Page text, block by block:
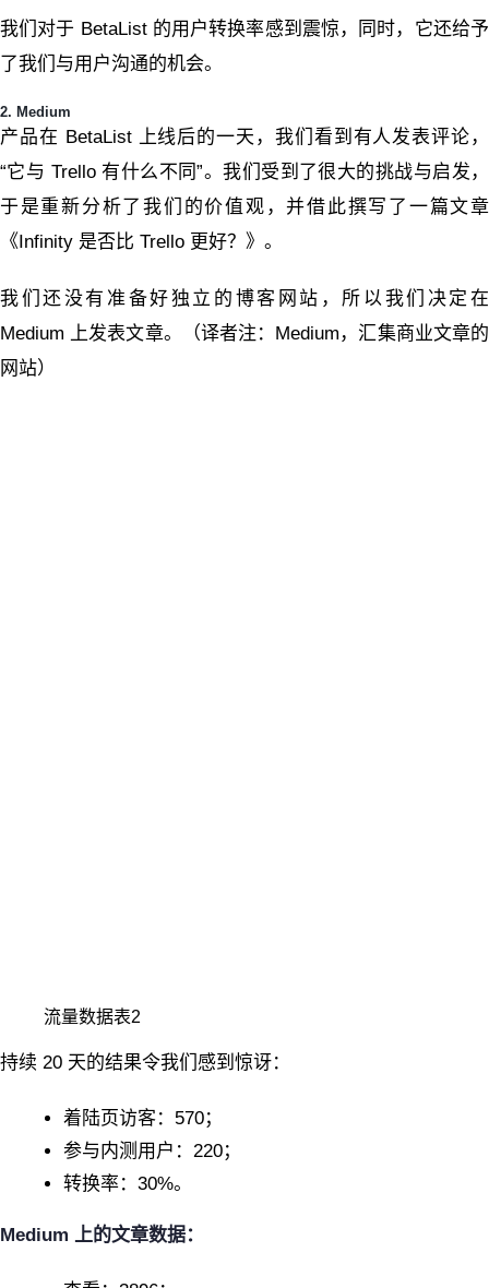
我们对于 BetaList 的用户转换率感到震惊，同时，它还给予
了我们与用户沟通的机会。
2. Medium
产品在 BetaList 上线后的一天，我们看到有人发表评论，
“它与 Trello 有什么不同”。我们受到了很大的挑战与启发，
于是重新分析了我们的价值观，并借此撰写了一篇文章
《Infinity 是否比 Trello 更好？》。
我们还没有准备好独立的博客网站，所以我们决定在
Medium 上发表文章。（译者注：Medium，汇集商业文章的
网站）
流量数据表2
持续 20 天的结果令我们感到惊讶：
着陆页访客：570；
参与内测用户：220；
转换率：30%。
Medium 上的文章数据：